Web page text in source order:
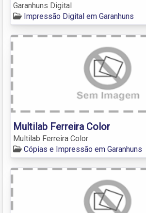
Garanhuns Digital
Impressão Digital em Garanhuns
Multilab Ferreira Color
Multilab Ferreira Color
Cópias e Impressão em Garanhuns